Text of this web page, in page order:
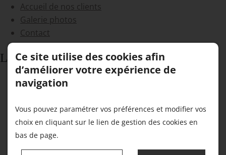
Accueil de nos clients
Galerie photos
Contact
LPS :
Domaine Viticole à Blois
Domaine Viticole à Chambord
Domaine Viticole à Châteauroux
Domaine Viticole à Cheverny
Domaine Viticole à Cour-Cheverny
Ce site utilise des cookies afin
d’améliorer votre expérience de
navigation
Vous pouvez paramétrer vos préférences et modifier vos
choix en cliquant sur le lien de gestion des cookies en
bas de page.